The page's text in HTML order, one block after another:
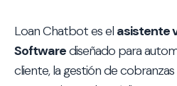
Loan Chatbot es el asistente
Softwarediseñado para
cliente, la gestión de